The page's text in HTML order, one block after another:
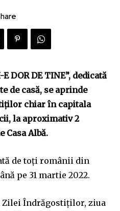
DOR DE TINE”, dedicată
de casă, se aprinde
chiar în capitala
la aproximativ 2
Casa Albă.
de toți românii din
pe 31 martie 2022.
Îndrăgostiților, ziua